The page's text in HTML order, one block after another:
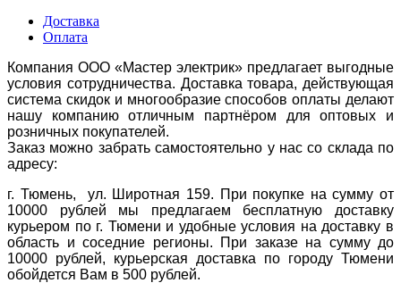
Доставка
Оплата
Компания ООО «Мастер электрик» предлагает выгодные
условия сотрудничества. Доставка товара, действующая
система скидок и многообразие способов оплаты делают
нашу компанию отличным партнёром для оптовых и
розничных покупателей.
Заказ можно забрать самостоятельно у нас со склада по
адресу:
г. Тюмень, ул. Широтная 159. При покупке на сумму от
10000 рублей мы предлагаем бесплатную доставку
курьером по г. Тюмени и удобные условия на доставку в
область и соседние регионы. При заказе на сумму до
10000 рублей, курьерская доставка по городу Тюмени
обойдется Вам в 500 рублей.